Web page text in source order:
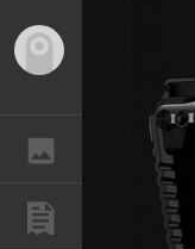
ГАЛЕРЕЯ
ПУБЛИКАЦИИ